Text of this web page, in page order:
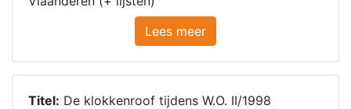
Lees meer
Titel: De klokkenroof tijdens W.O. II/1998